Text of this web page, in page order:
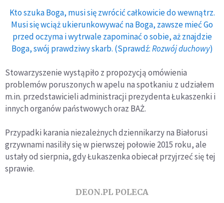
Kto szuka Boga, musi się zwrócić całkowicie do wewnątrz.
Musi się wciąż ukierunkowywać na Boga, zawsze mieć Go
przed oczyma i wytrwale zapominać o sobie, aż znajdzie
Boga, swój prawdziwy skarb. (Sprawdź:Rozwój duchowy)
Stowarzyszenie wystąpiło z propozycją omówienia
problemów poruszonych w apelu na spotkaniu z udziałem
m.in. przedstawicieli administracji prezydenta Łukaszenki i
innych organów państwowych oraz BAŻ.
Przypadki karania niezależnych dziennikarzy na Białorusi
grzywnami nasiliły się w pierwszej połowie 2015 roku, ale
ustały od sierpnia, gdy Łukaszenka obiecał przyjrzeć się tej
sprawie.
DEON.PL POLECA